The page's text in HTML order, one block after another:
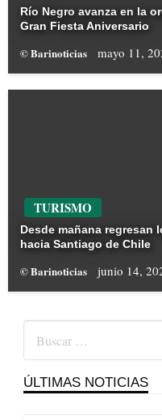
Río Negro avanza en la
Gran Fiesta Aniversario
© Barinoticias mayo 11,
TURISMO
Desde mañana
hacia Santiago de Chile
© Barinoticias junio 14,
ÚLTIMAS NOTICIAS